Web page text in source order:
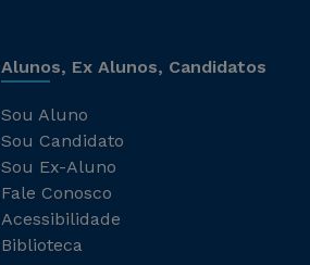
Alunos, Ex Alunos, Candidatos
Sou Aluno
Sou Candidato
Sou Ex-Aluno
Fale Conosco
Acessibilidade
Biblioteca